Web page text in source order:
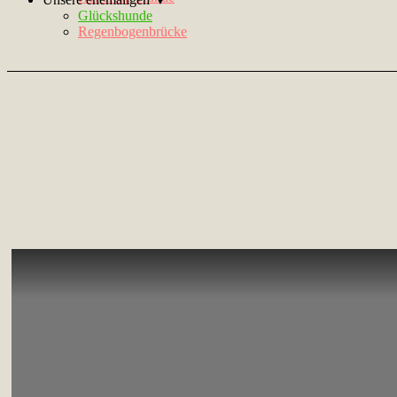
Glückshunde
Regenbogenbrücke